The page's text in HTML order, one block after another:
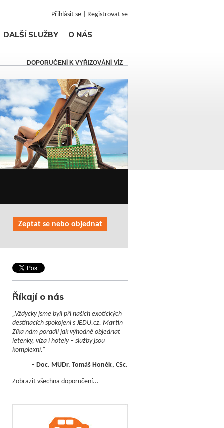
Přihlásit se Registrovat se
DALŠÍ SLUŽBY
O NÁS
DOPORUČENÍ K VYŘIZOVÁNÍ VÍZ
Zeptat se nebo objednat
Říkají o nás
„Vždycky jsme byli při našich exotických
destinacích spokojeni s JEDU.cz. Martin
Zíka nám poradil jak výhodně objednat
letenky, víza i hotely – služby jsou
komplexní.“
– Doc. MUDr. Tomáš Honěk, CSc.
Zobrazit všechna doporučení...